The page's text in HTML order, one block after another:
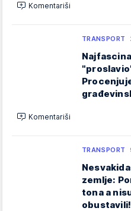
Komentariši
TRANSPORT
Komentariši
TRANSPORT
zemlje:
tona a
obustavili!